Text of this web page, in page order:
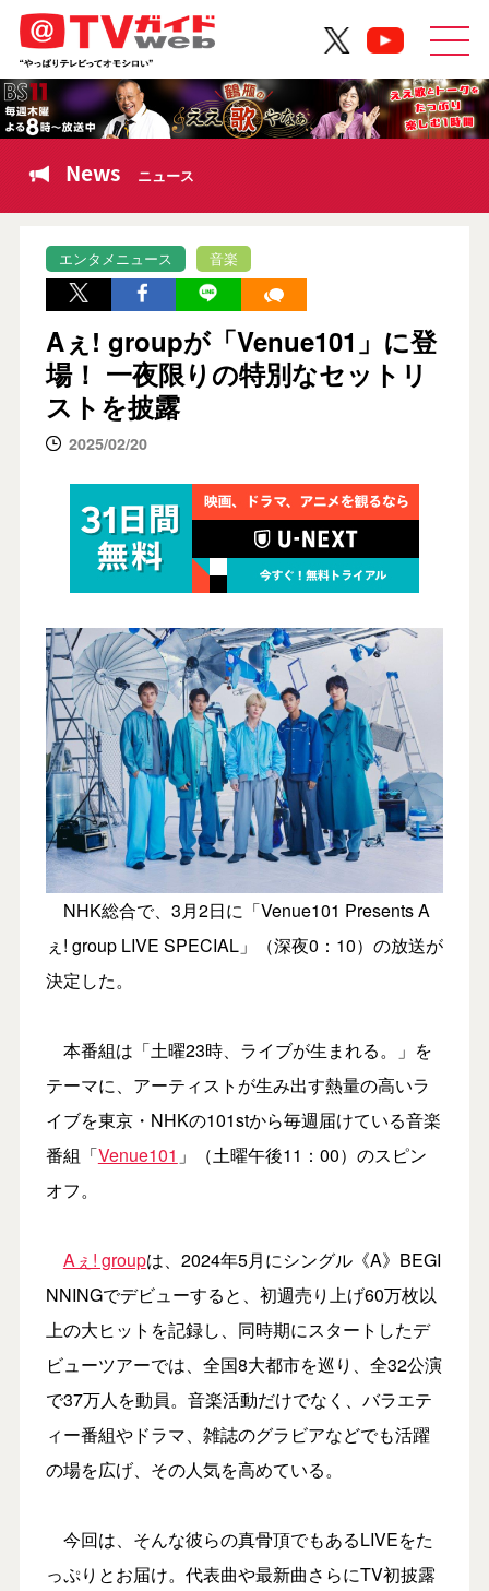
News ニュース
エンタメニュース 音楽
Aぇ! groupが「Venue101」に登
場！ 一夜限りの特別なセットリ
ストを披露
2025/02/20
NHK総合で、3月2日に「Venue101 Presents A
ぇ! group LIVE SPECIAL」（深夜0：10）の放送が
決定した。
本番組は「土曜23時、ライブが生まれる。」を
テーマに、アーティストが生み出す熱量の高いラ
イブを東京・NHKの101stから毎週届けている音楽
番組「Venue101 」（土曜午後11：00）のスピン
オフ。
Aぇ! groupは、2024年5月にシングル《A》BEGI
NNINGでデビューすると、初週売り上げ60万枚以
上の大ヒットを記録し、同時期にスタートしたデ
ビューツアーでは、全国8大都市を巡り、全32公演
で37万人を動員。音楽活動だけでなく、バラエテ
ィー番組やドラマ、雑誌のグラビアなどでも活躍
の場を広げ、その人気を高めている。
今回は、そんな彼らの真骨頂でもあるLIVEをた
っぷりとお届け。代表曲や最新曲さらにTV初披露